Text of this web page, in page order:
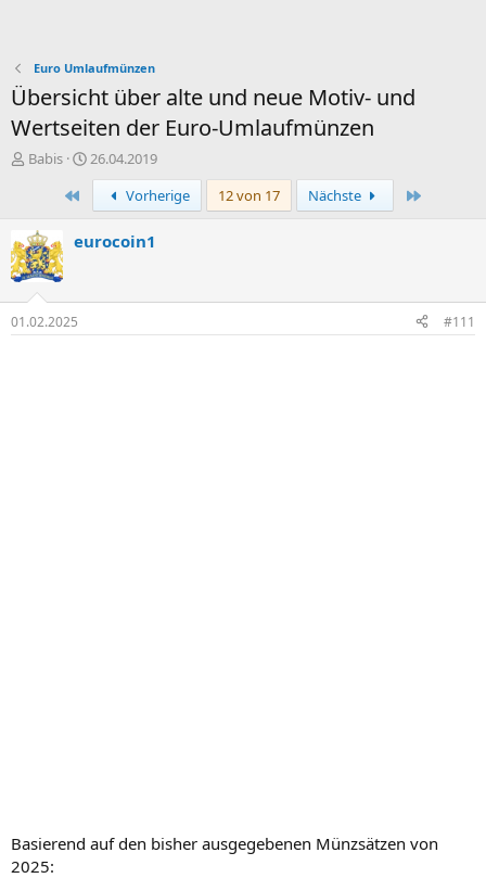
Euro Umlaufmünzen
Übersicht über alte und neue Motiv- und
Wertseiten der Euro-Umlaufmünzen
E
e
l
l
e
r
Babis
E
r
t
e
m
26.04.2019
Erste
Vorherige 12 von 17 Nächste
eurocoin1
01.02.2025 #111
Basierend auf den bisher ausgegebenen Münzsätzen von
2025: